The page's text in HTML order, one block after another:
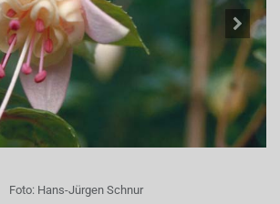
Foto: Hans-Jürgen Schnur